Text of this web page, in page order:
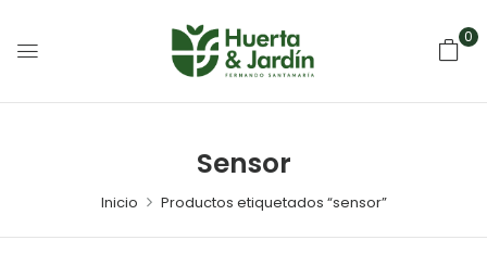
0
Sensor
Inicio Productos etiquetados “sensor”